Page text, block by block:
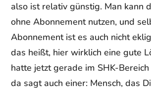
also ist relativ günstig. Man kann
ohne Abonnement nutzen, und
Abonnement ist es auch nicht
das heißt, hier wirklich eine gute
hatte jetzt gerade im SHK-
da sagt auch einer: Mensch, das